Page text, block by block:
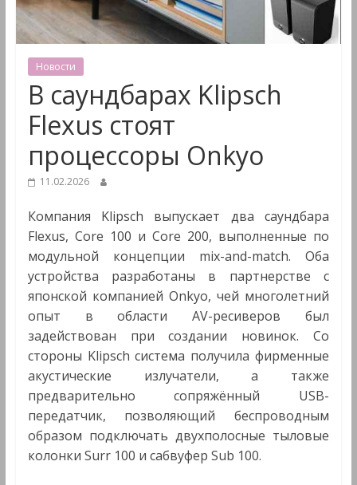
&
Мультимедиа
Новости
В саундбарах Klipsch
Flexus стоят
процессоры Onkyo
11.02.2026
Компания Klipsch выпускает два саундбара
Flexus, Core 100 и Core 200, выполненные по
модульной концепции mix-and-match. Оба
устройства разработаны в партнерстве с
японской компанией Onkyo, чей многолетний
опыт в области AV-ресиверов был
задействован при создании новинок. Со
стороны Klipsch система получила фирменные
акустические излучатели, а также
предварительно сопряжённый USB-
передатчик, позволяющий беспроводным
образом подключать двухполосные тыловые
колонки Surr 100 и сабвуфер Sub 100.